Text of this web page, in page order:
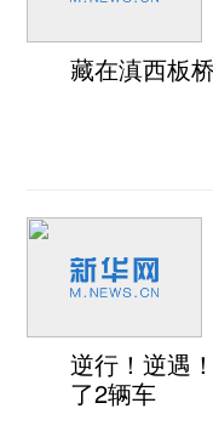
藏在滇西板
逆行！逆遇
了2辆车